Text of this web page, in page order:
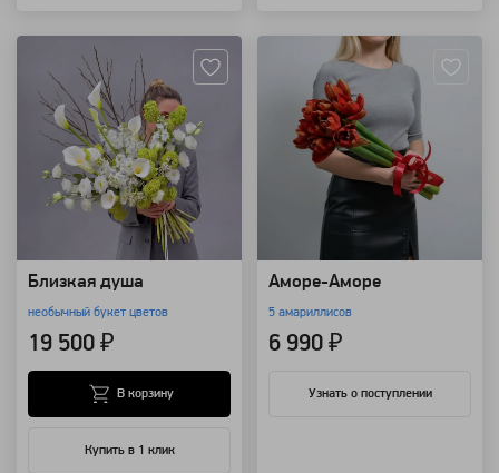
Близкая душа
необычный букет цветов
19 500 ₽
Купить в 1 клик
В корзину
Аморе-Аморе
5 амариллисов
6 990 ₽
Узнать о поступлении